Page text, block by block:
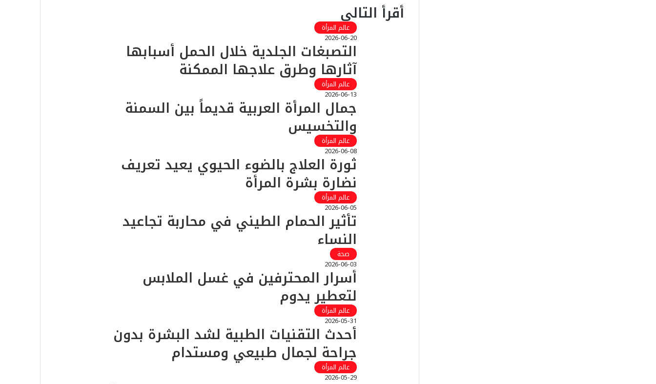
ا
لأقرأ التالي
عالم المرأة
2026-06-20
التصبغات الجلدية خلال الحمل أسبابها
آثارها وطرق علاجها الممكنة
عالم المرأة
2026-06-13
جمال المرأة العربية قديماً بين السمنة
والتخسيس
عالم المرأة
2026-06-08
ثورة العلاج بالضوء الحيوي يعيد تعريف
نضارة بشرة المرأة
عالم المرأة
2026-06-05
تأثير الحمام الطيني في محاربة تجاعيد
النساء
صحة
2026-06-03
أسرار المحترفين في غسل الملابس
لتعطير يدوم
عالم المرأة
2026-05-31
أحدث التقنيات الطبية لشد البشرة بدون
جراحة لجمال طبيعي ومستدام
عالم المرأة
2026-05-29